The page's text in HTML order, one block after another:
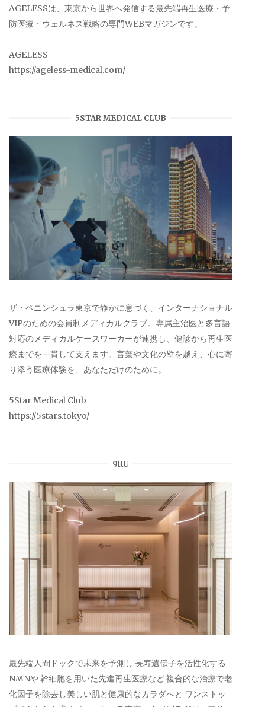
AGELESSは、東京から世界へ発信する最先端再生医療・予
防医療・ウェルネス戦略の専門WEBマガジンです。
AGELESS
https://ageless-medical.com/
5STAR MEDICAL CLUB
ザ・ペニンシュラ東京で静かに息づく、インターナショナル
VIPのための会員制メディカルクラブ。専属主治医と多言語
対応のメディカルケースワーカーが連携し、健診から再生医
療までを一貫して支えます。言葉や文化の壁を越え、心に寄
り添う医療体験を、あなただけのために。
5Star Medical Club
https://5stars.tokyo/
9RU
最先端人間ドックで未来を予測し 長寿遺伝子を活性化する
NMNや 幹細胞を用いた先進再生医療など 複合的な治療で老
化因子を除去し美しい肌と健康的なカラダへと ワンストッ